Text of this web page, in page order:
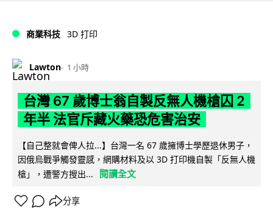
商業科技 3D 打印
Lawton 1 小時
台灣 67 歲博士翁自製反無人機槍囚 2
年半 法官斥藏火藥恐危害治安
【自己整就會俾人拉...】台灣一名 67 歲擁博士學歷退休男子，
因俄烏戰爭觸發靈感，網購材料及以 3D 打印機自製「反無人機
槍」，遭警方搜出...
閱讀全文
分享